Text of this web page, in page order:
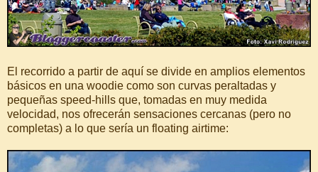
El recorrido a partir de aquí se divide en amplios elementos
básicos en una woodie como son curvas peraltadas y
pequeñas speed-hills que, tomadas en muy medida
velocidad, nos ofrecerán sensaciones cercanas (pero no
completas) a lo que sería un floating airtime: